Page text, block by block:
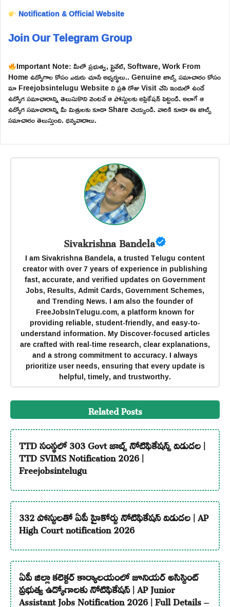
Notification & Official Website
Join Our Telegram Group
Important Note: మీలో ప్రభుత్వ, ప్రైవేట్, Software, Work From
Home ఉద్యోగాల కోసం ఎదురు చూసే అభ్యర్థులు.. Genuine జాబ్స్ సమాచారం కోసం
మా Freejobsintelugu Website ని ప్రతి రోజు Visit చేసి ఇందులో ఉండే
ఉద్యోగ సమాచారాన్ని తెలుసుకొని వెంటనే ఆ పోస్టులకు అప్లికేషన్ పెట్టండి. అలాగే ఆ
ఉద్యోగ సమాచారాన్ని మీ మిత్రులకు కూడా Share చెయ్యండి. వారికి కూడా ఈ జాబ్స్
సమాచారం తెలుస్తుంది. ధన్యవాదాలు.
Sivakrishna Bandela
I am Sivakrishna Bandela, a trusted Telugu content
creator with over 7 years of experience in publishing
fast, accurate, and verified updates on Government
Jobs, Results, Admit Cards, Government Schemes,
and Trending News. I am also the founder of
FreeJobsInTelugu.com, a platform known for
providing reliable, student-friendly, and easy-to-
understand information. My Discover-focused articles
are crafted with real-time research, clear explanations,
and a strong commitment to accuracy. I always
prioritize user needs, ensuring that every update is
helpful, timely, and trustworthy.
Related Posts
TTD సంస్థలో 303 Govt జాబ్స్ నోటిఫికేషన్స్ విడుదల |
TTD SVIMS Notification 2026 |
Freejobsintelugu
332 పోస్టులతో ఏపీ హైకోర్టు నోటిఫికేషన్ విడుదల | AP
High Court notification 2026
ఏపీ జిల్లా కలెక్టర్ కార్యాలయంలో జూనియర్ అసిస్టెంట్
ప్రభుత్వ ఉద్యోగాలకు నోటిఫికేషన్ | AP Junior
Assistant Jobs Notification 2026 | Full Details –